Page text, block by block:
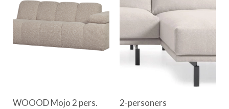
WOOOD Mojo 2 pers.
2-personers